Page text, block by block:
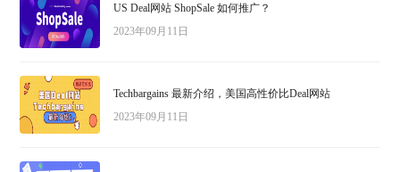
US Deal网站 ShopSale 如何推广？
2023年09月11日
Techbargains 最新介绍，美国高性价比Deal网站
2023年09月11日